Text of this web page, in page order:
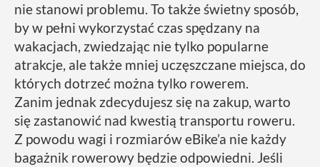
nie stanowi problemu. To także świetny sposób,
by w pełni wykorzystać czas spędzany na
wakacjach, zwiedzając nie tylko popularne
atrakcje, ale także mniej uczęszczane miejsca, do
których dotrzeć można tylko rowerem.
Zanim jednak zdecydujesz się na zakup, warto
się zastanowić nad kwestią transportu roweru.
Z powodu wagi i rozmiarów eBike’a nie każdy
bagażnik rowerowy będzie odpowiedni. Jeśli